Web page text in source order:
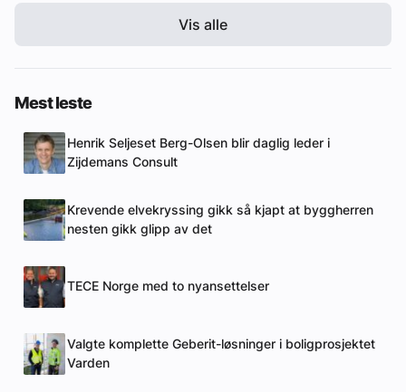
Vis alle
Mest leste
Henrik Seljeset Berg-Olsen blir daglig leder i
Zijdemans Consult
Krevende elvekryssing gikk så kjapt at byggherren
nesten gikk glipp av det
TECE Norge med to nyansettelser
Valgte komplette Geberit-løsninger i boligprosjektet
Varden